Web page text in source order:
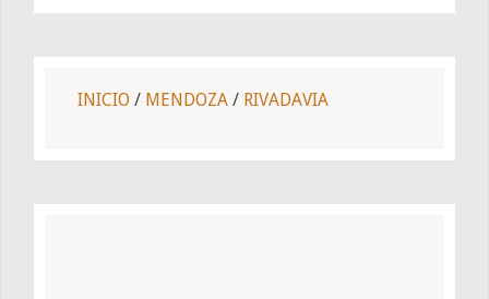
INICIO / MENDOZA / RIVADAVIA